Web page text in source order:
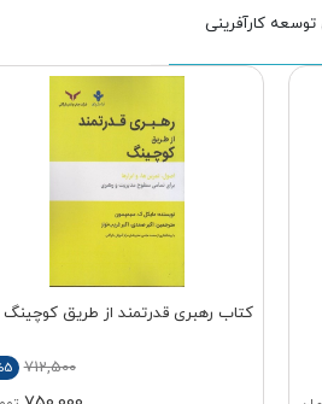
کارآفرینی
کتاب رهبری قدرتمند از طریق کوچینگ
712,500